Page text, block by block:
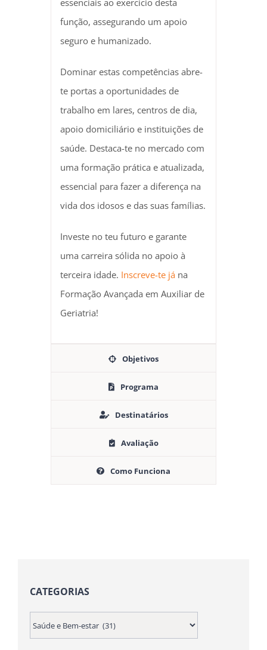
função, assegurando um apoio
seguro e humanizado.
Dominar estas competências abre-
te portas a oportunidades de
trabalho em lares, centros de dia,
apoio domiciliário e instituições de
saúde. Destaca-te no mercado com
uma formação prática e atualizada,
essencial para fazer a diferença na
vida dos idosos e das suas famílias.
Investe no teu futuro e garante
uma carreira sólida no apoio à
terceira idade. Inscreve-te jána
Formação Avançada em Auxiliar de
Geriatria!
Objetivos
Programa
Destinatários
Avaliação
Como Funciona
CATEGORIAS